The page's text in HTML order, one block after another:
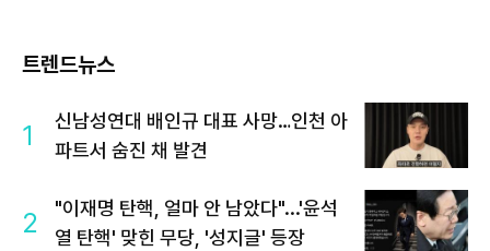
트렌드뉴스
1
신남성연대 배인규 대표 사망…인천 아
파트서 숨진 채 발견
2
"이재명 탄핵, 얼마 안 남았다"...'윤석
열 탄핵' 맞힌 무당, '성지글' 등장